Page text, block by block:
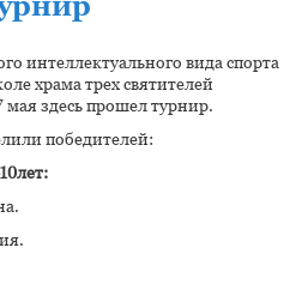
интеллектуального вида спорта
храма трех святителей
мая здесь прошел турнир.
победителей: